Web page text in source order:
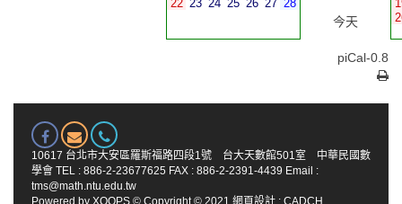
22 23 24 25 26 27 28
今天
piCal-0.8
10617 台北市大安區羅斯福路四段1號 台大天數館501室 中華民國數
學會 TEL : 886-2-23677625 FAX : 886-2-2391-4439 Email :
tms@math.ntu.edu.tw
Powered by XOOPS © Copyright © 2021 網頁設計 : CADCH